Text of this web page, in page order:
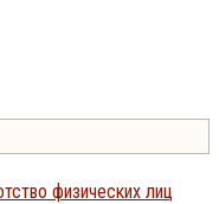
физических лиц